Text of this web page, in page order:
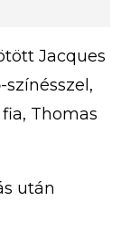
Jacques
Thomas
után